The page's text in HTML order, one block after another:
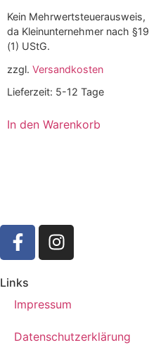
Kein Mehrwertsteuerausweis,
da Kleinunternehmer nach §19
(1) UStG.
zzgl. Versandkosten
Lieferzeit: 5-12 Tage
In den Warenkorb
Links
Impressum
Datenschutzerklärung